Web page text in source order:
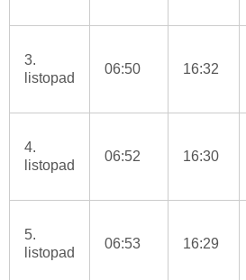
3.
listopad
06:50 16:32
4.
listopad
06:52 16:30
5.
listopad
06:53 16:29